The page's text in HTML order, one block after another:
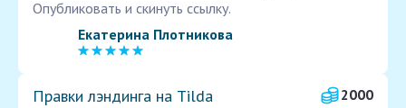
Опубликовать и скинуть ссылку.
Екатерина Плотникова
Правки лэндинга на Tilda
2000